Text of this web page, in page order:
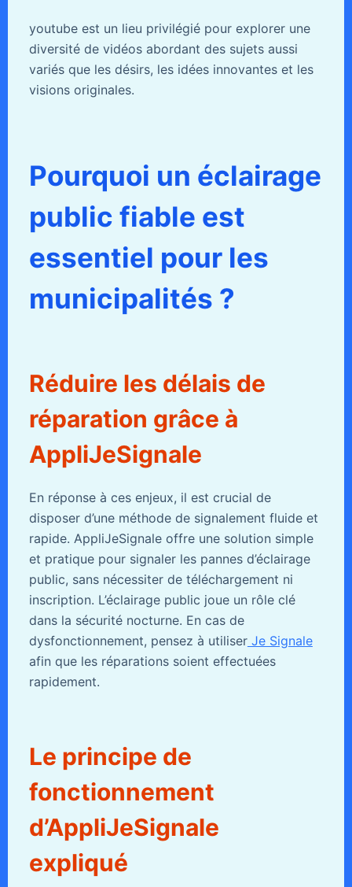
youtube est un lieu privilégié pour explorer une
diversité de vidéos abordant des sujets aussi
variés que les désirs, les idées innovantes et les
visions originales.
Pourquoi un éclairage
public fiable est
essentiel pour les
municipalités ?
Réduire les délais de
réparation grâce à
AppliJeSignale
En réponse à ces enjeux, il est crucial de
disposer d’une méthode de signalement fluide et
rapide. AppliJeSignale offre une solution simple
et pratique pour signaler les pannes d’éclairage
public, sans nécessiter de téléchargement ni
inscription. L’éclairage public joue un rôle clé
dans la sécurité nocturne. En cas de
dysfonctionnement, pensez à utiliserJe Signale
afin que les réparations soient effectuées
rapidement.
Le principe de
fonctionnement
d’AppliJeSignale
expliqué